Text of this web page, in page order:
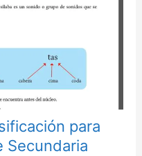
para
Secundaria